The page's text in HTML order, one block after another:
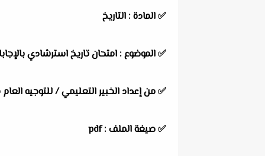
✅المادة : التاريخ
✅الموضوع : امتحان تاريخ استرشادي
✅من إعداد الخبير التعليمي /للتوجيه
✅ صيغة الملف : pdf